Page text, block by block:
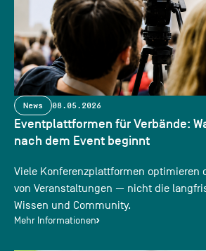
News 08.05.2026
Eventplattformen für Verbände:
nach dem Event beginnt
Viele Konferenzplattformen optimieren
von Veranstaltungen — nicht die
Wissen und Community.
Mehr Informationen